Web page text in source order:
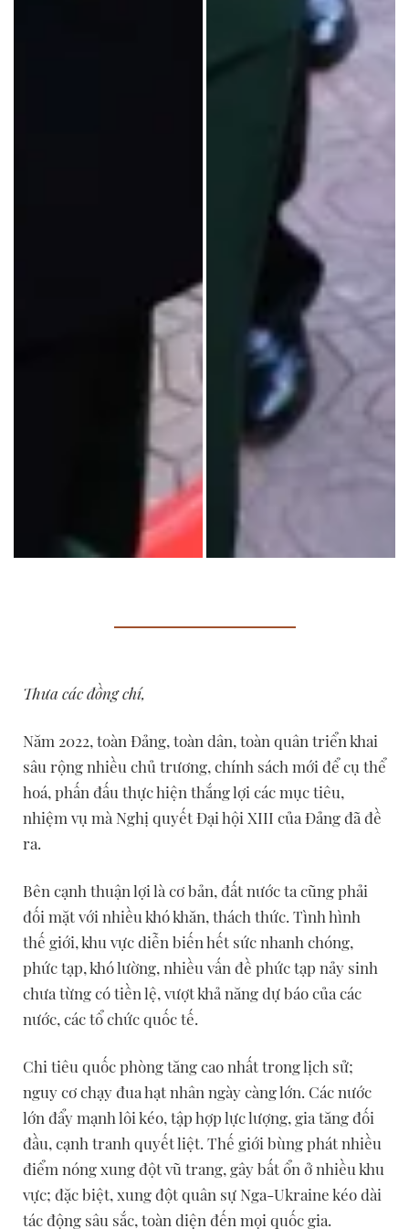
Thưa các đồng chí,
Năm 2022, toàn Đảng, toàn dân, toàn quân triển khai
sâu rộng nhiều chủ trương, chính sách mới để cụ thể
hoá, phấn đấu thực hiện thắng lợi các mục tiêu,
nhiệm vụ mà Nghị quyết Đại hội XIII của Đảng đã đề
ra.
Bên cạnh thuận lợi là cơ bản, đất nước ta cũng phải
đối mặt với nhiều khó khăn, thách thức. Tình hình
thế giới, khu vực diễn biến hết sức nhanh chóng,
phức tạp, khó lường, nhiều vấn đề phức tạp nảy sinh
chưa từng có tiền lệ, vượt khả năng dự báo của các
nước, các tổ chức quốc tế.
Chi tiêu quốc phòng tăng cao nhất trong lịch sử;
nguy cơ chạy đua hạt nhân ngày càng lớn. Các nước
lớn đẩy mạnh lôi kéo, tập hợp lực lượng, gia tăng đối
đầu, cạnh tranh quyết liệt. Thế giới bùng phát nhiều
điểm nóng xung đột vũ trang, gây bất ổn ở nhiều khu
vực; đặc biệt, xung đột quân sự Nga-Ukraine kéo dài
tác động sâu sắc, toàn diện đến mọi quốc gia.